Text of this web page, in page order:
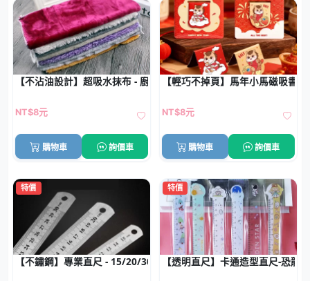
【不沾油設計】超吸水抹布 - 廚房清潔神器
NT$8元
購物車 詢價車
【輕巧不掉頁】馬年小馬磁吸書
NT$8元
購物車 詢價車
特價
【不鏽鋼】專業直尺 - 15/20/30cm高精度
特價
【透明直尺】卡通造型直尺-恐龍